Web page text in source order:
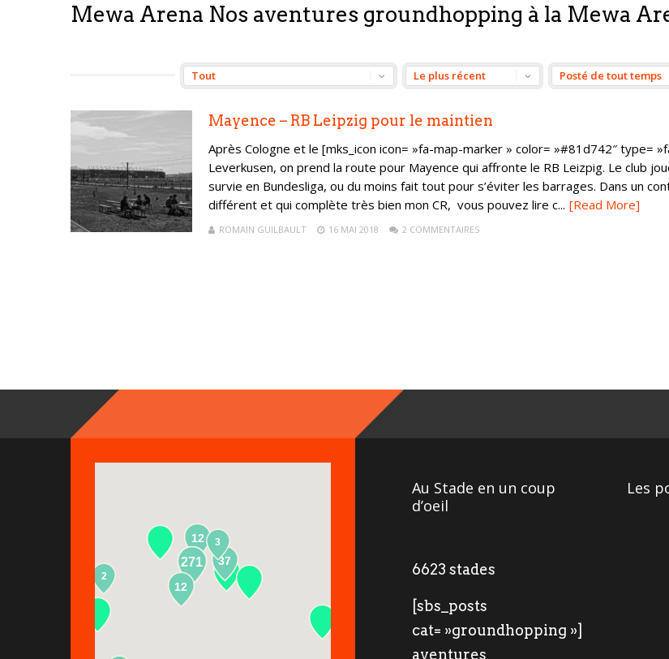
Mewa Arena Nos aventures groundhopping à la Mewa
Mayence – RB Leipzig pour le maintien
Après Cologne et le [mks_icon icon= »fa-map-marker » color= »#81d742″ type=
Leverkusen, on prend la route pour Mayence qui affronte le RB Leizpig. Le club
survie en Bundesliga, ou du moins fait tout pour s’éviter les barrages. Dans un
différent et qui complète très bien mon CR, vous pouvez lire c... [Read More]
ROMAIN GUILBAULT 16 MAI 2018 2 COMMENTAIRES
12
271 37
2
12
3
Au Stade en un coup
d’oeil
6623 stades
[sbs_posts
cat= »groundhopping »]
aventures
Les